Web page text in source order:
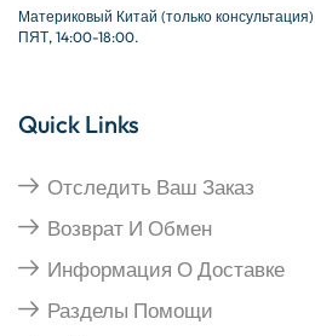
Материковый Китай (только
ПЯТ, 14:00-18:00.
Quick Links
Отследить Ваш Заказ
Возврат И Обмен
Информация О Доставке
Разделы Помощи